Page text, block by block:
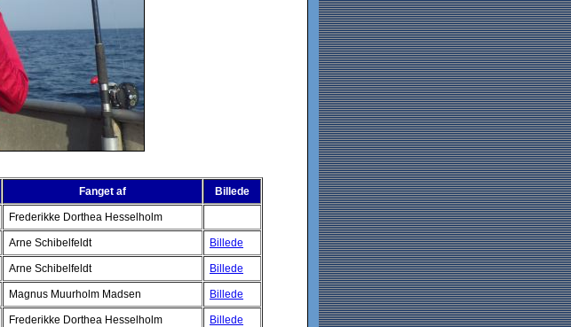
Fanget af Billede
Frederikke Dorthea Hesselholm
Arne Schibelfeldt Billede
Arne Schibelfeldt Billede
Magnus Muurholm Madsen Billede
Frederikke Dorthea Hesselholm Billede